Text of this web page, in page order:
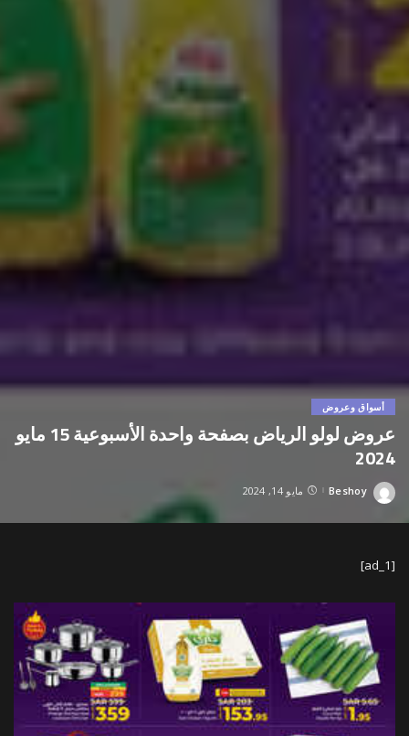
أسواق وعروض
عروض لولو الرياض بصفحة واحدة الأسبوعية 15 مايو
2024
Posted
Beshoy مايو 14, 2024
[ad_1]